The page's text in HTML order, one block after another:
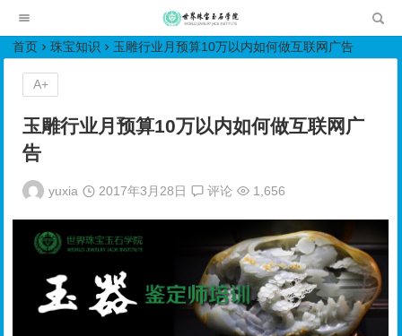
首页 珠宝知识 玉雕行业月预算10万以内如何做互联网广告
玉雕行业月预算10万以内如何做互联网广
告
yuxia 2017年3月28日 评论 1,656
A+